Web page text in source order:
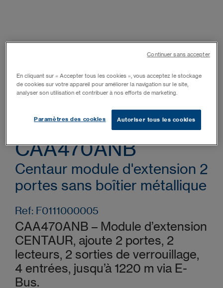
CAA470ANB
Centaur module d'extension 2
portes sans boîtier métallique
Ref: F0111000005
CAA470ANB – Module d’extension
CENTAUR, ajoute 2 portes, 2
lecteurs, 2 sorties de verrouillage,
4 entrées, jusqu’à 1220 m via E-
Bus.
En cliquant sur « Accepter tous les cookies », vous acceptez le stockage
de cookies sur votre appareil pour améliorer la navigation sur le site,
analyser son utilisation et contribuer à nos efforts de marketing.
Autoriser tous les cookies
Paramètres des cookies
Continuer sans accepter